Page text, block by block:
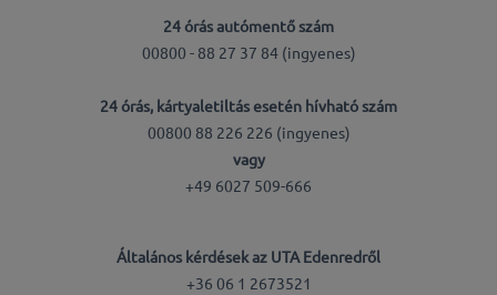
24 órás autómentő szám
00800 - 88 27 37 84 (ingyenes)
24 órás, kártyaletiltás esetén hívható szám
00800 88 226 226 (ingyenes)
vagy
+49 6027 509-666
Általános kérdések az UTA Edenredről
+36 06 1 2673521